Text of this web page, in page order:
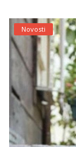
Novosti